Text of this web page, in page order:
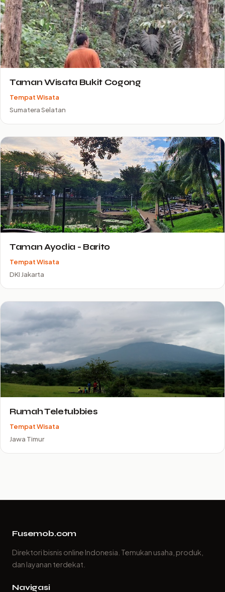
Taman Wisata Bukit Cogong
Tempat Wisata
Sumatera Selatan
Taman Ayodia - Barito
Tempat Wisata
DKI Jakarta
Rumah Teletubbies
Tempat Wisata
Jawa Timur
Fusemob.com
Direktori bisnis online Indonesia. Temukan usaha, produk,
dan layanan terdekat.
Navigasi